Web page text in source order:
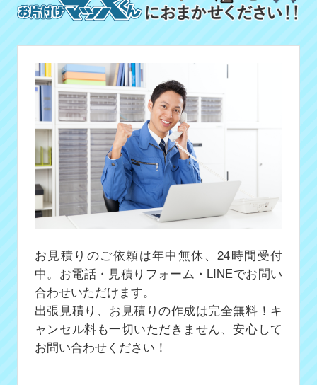
お見積りのご依頼は年中無休、24時間受付
中。お電話・見積りフォーム・LINEでお問い
合わせいただけます。
出張見積り、お見積りの作成は完全無料！キ
ャンセル料も一切いただきません、安心して
お問い合わせください！